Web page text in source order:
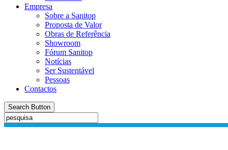
Empresa
Sobre a Sanitop
Proposta de Valor
Obras de Referência
Showroom
Fórum Sanitop
Notícias
Ser Sustentável
Pessoas
Contactos
Search Button